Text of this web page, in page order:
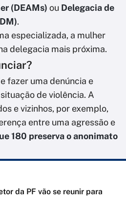
(DEAMs) ou Delegacia de
.
especializada, a mulher
delegacia mais próxima.
fazer uma denúncia e
de violência. A
e vizinhos, por exemplo,
entre uma agressão e
180 preserva o anonimato
da PF vão se reunir para